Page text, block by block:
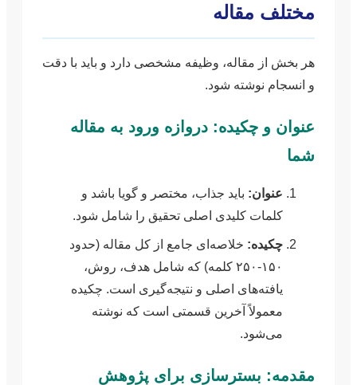
مختلف مقاله
هر بخش از مقاله، وظیفه مشخصی دارد و باید با دقت
و انسجام نوشته شود.
عنوان و چکیده: دروازه ورود به مقاله
شما
عنوان:باید جذاب، مختصر و گویا باشد و
کلمات کلیدی اصلی تحقیق را شامل شود.
چکیده:خلاصه‌ای جامع از کل مقاله (حدود
۱۵۰-۲۵۰ کلمه) که شامل هدف، روش،
یافته‌های اصلی و نتیجه‌گیری است. چکیده
معمولاً آخرین قسمتی است که نوشته
می‌شود.
مقدمه: بستر‌سازی برای پژوهش